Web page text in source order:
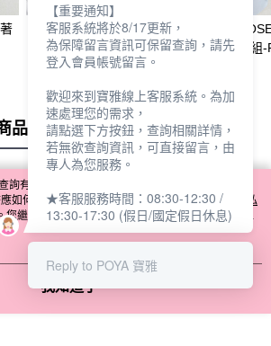
ROSE IS A ROSE零著
感ZBra套組-PLUS
NT$680
ROSE IS A
感ZBra波浪套組-
品 全站排行
詢有關本網站使用 cookie 方式之詳情，及若您不希
如何變更電腦的 cookie 設定，請參閱本網站「
隱私
您繼續使用本網站即表示您同意本公司得按本網站使
cookie。
我知道了
【重要通知】
客服系統將於8/17更新，
為保障留言資訊可保留查詢，請先
登入會員帳號留言。
歡迎來到寶雅線上客服系統。為加
速處理您的需求，
請點選下方按鈕，查詢相關詳情，
若無欲查詢資訊，可直接留言，由
專人為您服務。
★客服服務時間：08:30-12:30 /
13:30-17:30 (假日/國定假日休息)
Reply to POYA 寶雅